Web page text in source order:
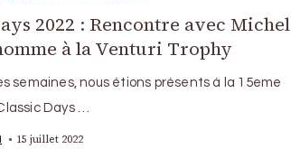
2022 : Rencontre avec Michel
à la Venturi Trophy
semaines, nous étions présents à la 15eme
Days …
15 juillet 2022